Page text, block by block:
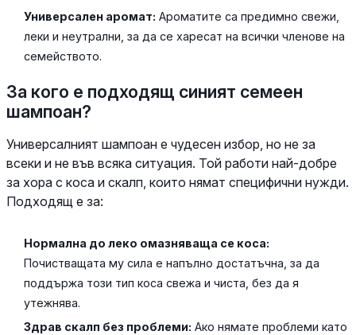
Универсален аромат: Ароматите са предимно свежи,
леки и неутрални, за да се харесат на всички членове на
семейството.
За кого е подходящ синият семеен
шампоан?
Универсалният шампоан е чудесен избор, но не за
всеки и не във всяка ситуация. Той работи най-добре
за хора с коса и скалп, които нямат специфични нужди.
Подходящ е за:
Нормална до леко омазняваща се коса:
Почистващата му сила е напълно достатъчна, за да
поддържа този тип коса свежа и чиста, без да я
утежнява.
Здрав скалп без проблеми: Ако нямате проблеми като